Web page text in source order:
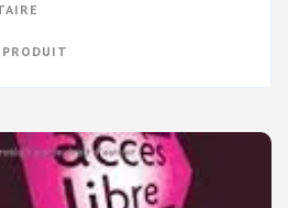
VISIBILITÉ
RÉFÉRENCEMENT
WEB
NATUREL